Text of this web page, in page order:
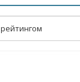
рейтингом